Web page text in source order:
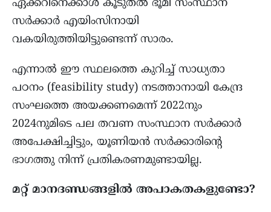
ഏക്കറിനെക്കാൾ കൂടുതൽ ഭൂമി സംസ്ഥാന
സർക്കാർ എയിംസിനായി
വകയിരുത്തിയിട്ടുണ്ടെന്ന് സാരം.
എന്നാൽ ഈ സ്ഥലത്തെ കുറിച്ച് സാധ്യതാ
പഠനം (feasibility study) നടത്താനായി കേന്ദ്ര
സംഘത്തെ അയക്കണമെന്ന് 2022നും
2024നുമിടെ പല തവണ സംസ്ഥാന സർക്കാർ
അപേക്ഷിച്ചിട്ടും, യൂണിയൻ സർക്കാരിന്റെ
ഭാഗത്തു നിന്ന് പ്രതികരണമുണ്ടായില്ല.
മറ്റ് മാനദണ്ഡങ്ങളില്‍ അപാകതകളുണ്ടോ?